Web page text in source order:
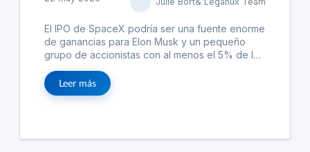
El IPO de SpaceX podría ser una fuente enorme
de ganancias para Elon Musk y un pequeño
grupo de accionistas con al menos el 5% de la
75 mil millones de dólares, elevando la
valoración de la empresa a 1.7 billones de
Leer más